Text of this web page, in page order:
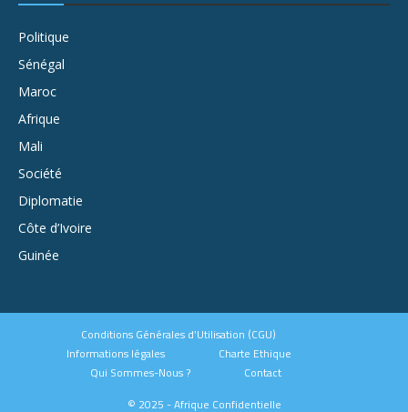
Politique
Sénégal
Maroc
Afrique
Mali
Société
Diplomatie
Côte d’Ivoire
Guinée
Conditions Générales d’Utilisation (CGU)
Informations légales
Charte Ethique
Qui Sommes-Nous ?
Contact
© 2025 - Afrique Confidentielle